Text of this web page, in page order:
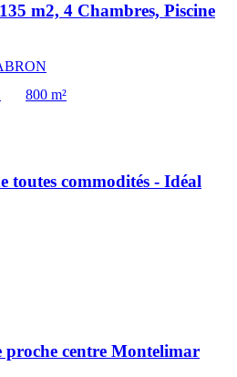
m2, 4 Chambres, Piscine
800 m²
toutes commodités - Idéal
proche centre Montelimar